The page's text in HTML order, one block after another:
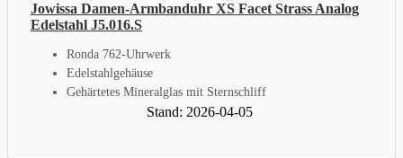
Jowissa Damen-Armbanduhr XS Facet Strass Analog
Edelstahl J5.016.S
Ronda 762-Uhrwerk
Edelstahlgehäuse
Gehärtetes Mineralglas mit Sternschliff
Stand: 2026-04-05